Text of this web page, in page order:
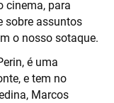
cinema, para
sobre assuntos
o nosso sotaque.
é uma
e tem no
Marcos